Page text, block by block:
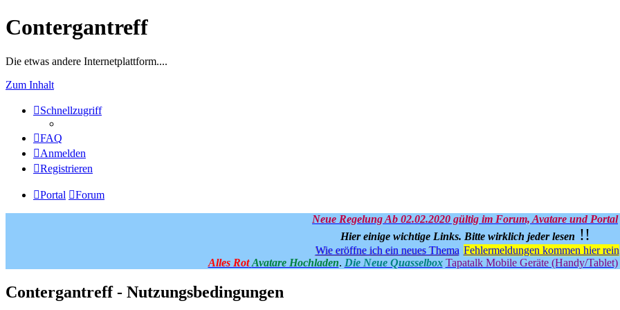
Contergantreff
Die etwas andere Internetplattform....
Zum Inhalt
Schnellzugriff
FAQ
Anmelden
Registrieren
Portal Forum
Neue Regelung Ab 02.02.2020 gültig im Forum, Avatare und Portal
Hier einige wichtige Links. Bitte wirklich jeder lesen !!
Wie eröffne ich ein neues Thema Fehlermeldungen kommen hier rein
Alles Rot Avatare Hochladen. Die Neue Quasselbox Tapatalk Mobile Geräte (Handy/Tablet)
Contergantreff - Nutzungsbedingungen